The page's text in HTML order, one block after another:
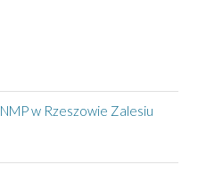
w Rzeszowie Zalesiu